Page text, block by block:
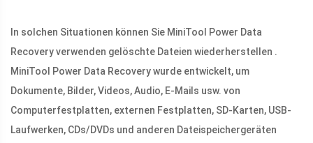
In solchen Situationen können Sie MiniTool Power Data
Recovery verwenden gelöschte Dateien wiederherstellen .
MiniTool Power Data Recovery wurde entwickelt, um
Dokumente, Bilder, Videos, Audio, E-Mails usw. von
Computerfestplatten, externen Festplatten, SD-Karten, USB-
Laufwerken, CDs/DVDs und anderen Dateispeichergeräten